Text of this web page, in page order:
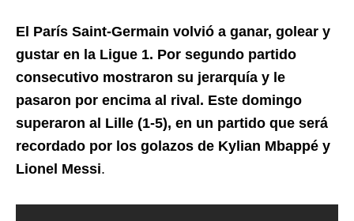
El París Saint-Germain volvió a ganar, golear y
gustar en la Ligue 1. Por segundo partido
consecutivo mostraron su jerarquía y le
pasaron por encima al rival. Este domingo
superaron al Lille (1-5), en un partido que será
recordado por los golazos de Kylian Mbappé y
Lionel Messi.